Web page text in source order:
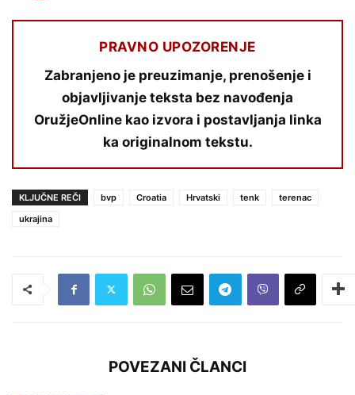
PRAVNO UPOZORENJE
Zabranjeno je preuzimanje, prenošenje i
objavljivanje teksta bez navođenja
OružjeOnline kao izvora i postavljanja linka
ka originalnom tekstu.
KLJUČNE REČI bvp Croatia Hrvatski tenk
terenac
ukrajina
POVEZANI ČLANCI